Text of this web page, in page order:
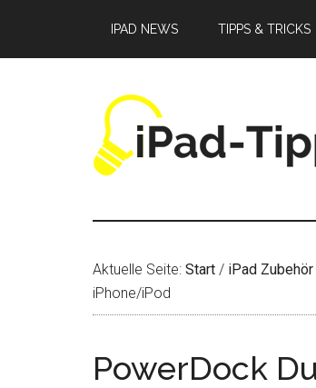
springen
springen
springen
IPAD NEWS TIPPS & TRICKS
Aktuelle Seite: Start / iPad Zubehör
iPhone/iPod
PowerDock